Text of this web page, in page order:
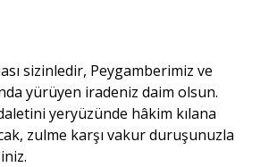
sizinledir, Peygamberimiz ve
yürüyen iradeniz daim olsun.
yeryüzünde hâkim kılana
zulme karşı vakur duruşunuzla